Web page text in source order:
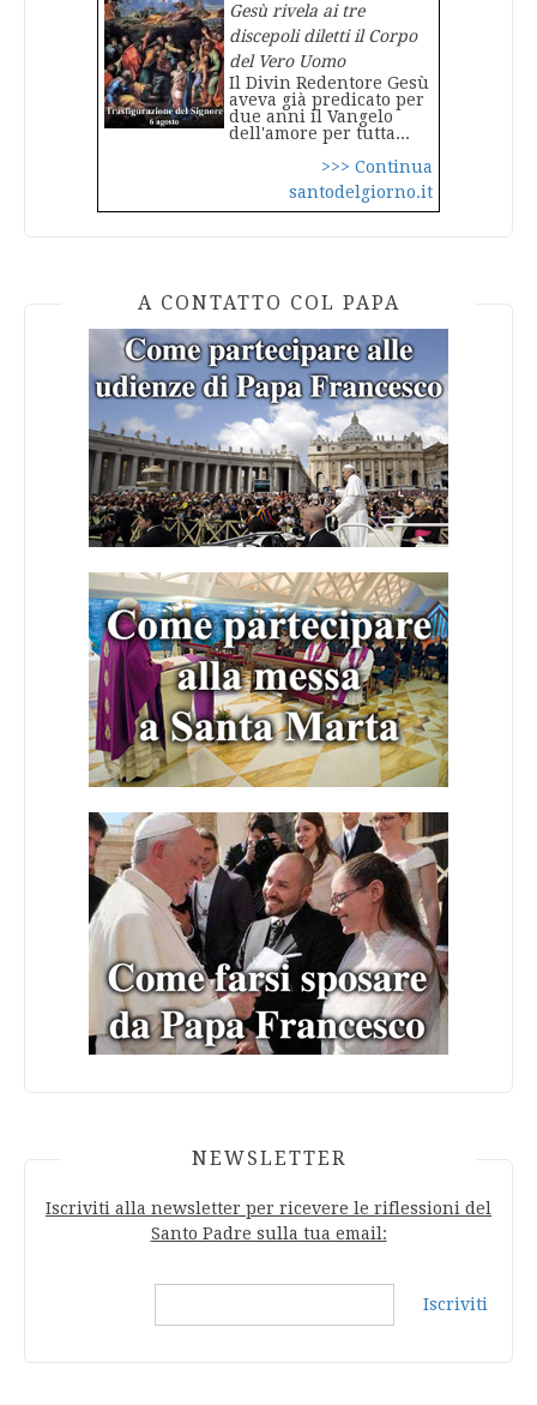
Gesù rivela ai tre
discepoli diletti il Corpo
del Vero Uomo
Il Divin Redentore Gesù
aveva già predicato per
due anni il Vangelo
dell'amore per tutta...
>>> Continua
santodelgiorno.it
A CONTATTO COL PAPA
NEWSLETTER
Iscriviti alla newsletter per ricevere le riflessioni del
Santo Padre sulla tua email:
Iscriviti